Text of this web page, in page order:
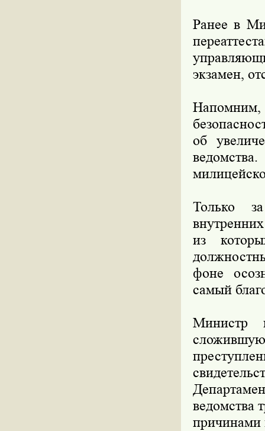
Ранее в
экзамен,
об
Только
из
фоне
самый
Министр
ведомства
причинами